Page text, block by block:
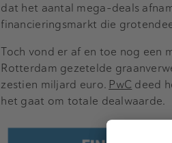
dat het aantal mega-deals
financieringsmarkt die
Toch vond er af en toe nog een
Rotterdam gezetelde
zestien miljard euro. PwC deed
het gaat om totale dealwaarde.